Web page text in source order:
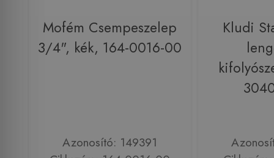
Mofém Csempeszelep
3/4", kék, 164-0016-00
Azonosító: 149391
Kludi